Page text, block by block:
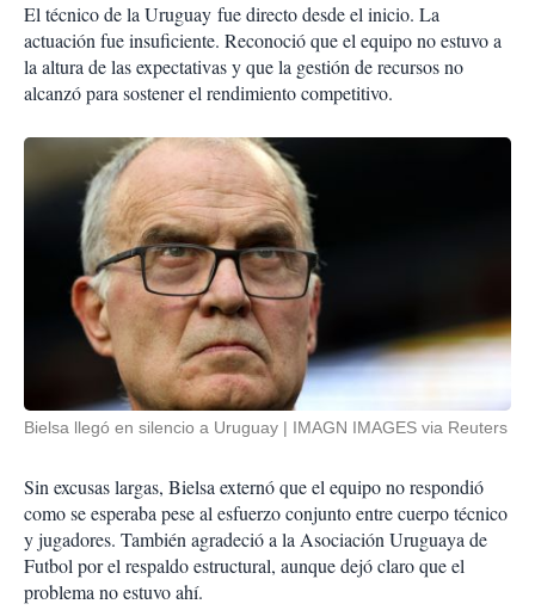
El técnico de laUruguay fue directo desde el inicio. La
actuación fue insuficiente. Reconoció que el equipo no estuvo a
la altura de las expectativas y que la gestión de recursos no
alcanzó para sostener el rendimiento competitivo.
Bielsa llegó en silencio a Uruguay IMAGN IMAGES via Reuters
Sin excusas largas, Bielsa externó que el equipo no respondió
como se esperaba pese al esfuerzo conjunto entre cuerpo técnico
y jugadores. También agradeció a la Asociación Uruguaya de
Futbolpor el respaldo estructural, aunque dejó claro que el
problema no estuvo ahí.